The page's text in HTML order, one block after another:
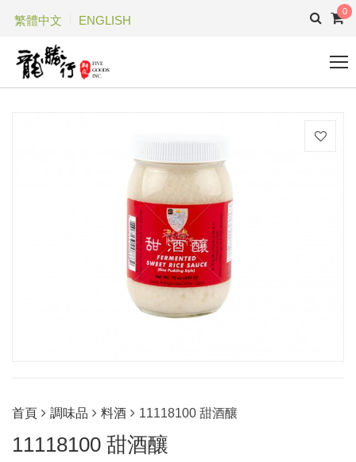
繁體中文 ENGLISH
0
首頁 調味品 料酒 11118100 甜酒釀
11118100 甜酒釀